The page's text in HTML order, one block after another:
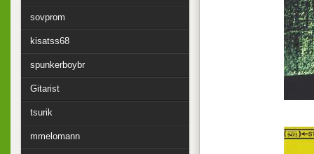
sovprom
kisatss68
spunkerboybr
Gitarist
tsurik
mmelomann